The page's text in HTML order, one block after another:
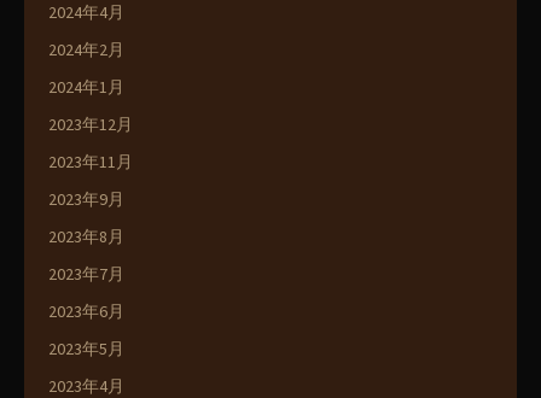
2024年4月
2024年2月
2024年1月
2023年12月
2023年11月
2023年9月
2023年8月
2023年7月
2023年6月
2023年5月
2023年4月